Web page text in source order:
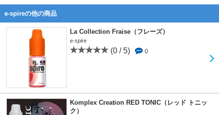
e-spireの他の商品
La Collection Fraise（フレーズ）
e-spire
(0 / 5) 0
Komplex Creation RED TONIC（レッド トニッ
ク）